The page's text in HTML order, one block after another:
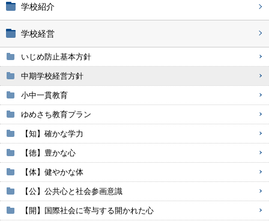
学校紹介
学校経営
いじめ防止基本方針
中期学校経営方針
小中一貫教育
ゆめさち教育プラン
【知】確かな学力
【徳】豊かな心
【体】健やかな体
【公】公共心と社会参画意識
【開】国際社会に寄与する開かれた心